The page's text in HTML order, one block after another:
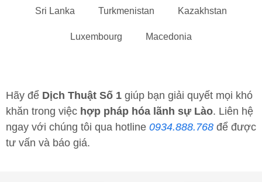
Sri Lanka Turkmenistan Kazakhstan
Luxembourg Macedonia
Hãy để Dịch Thuật Số 1 giúp bạn giải quyết mọi khó
khăn trong việc hợp pháp hóa lãnh sự Lào. Liên hệ
ngay với chúng tôi qua hotline 0934.888.768 để được
tư vấn và báo giá.